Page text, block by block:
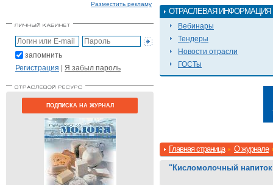
Разместить рекламу
запомнить
Регистрация | Я забыл пароль
ПОДПИСКА НА ЖУРНАЛ
ОТРАСЛЕВАЯ ИНФОРМАЦИЯ
Вебинары
Тендеры
Новости отрасли
ГОСТы
Главная страница О журнале
"Кисломолочный